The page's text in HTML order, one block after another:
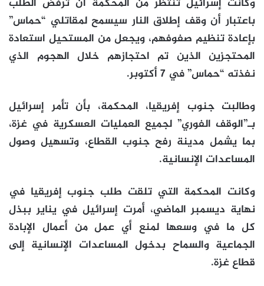
وكانت إسرائيل تنتظر من المحكمة أن ترفض الطلب
باعتبار أن وقف إطلاق النار سيسمح لمقاتلي “حماس”
بإعادة تنظيم صفوفهم، ويجعل من المستحيل استعادة
المحتجزين الذين تم احتجازهم خلال الهجوم الذي
نفذته “حماس” في 7 أكتوبر.
وطالبت جنوب إفريقيا، المحكمة، بأن تأمر إسرائيل
بـ”الوقف الفوري” لجميع العمليات العسكرية في غزة،
بما يشمل مدينة رفح جنوب القطاع، وتسهيل وصول
المساعدات الإنسانية.
وكانت المحكمة التي تلقت طلب جنوب إفريقيا في
نهاية ديسمبر الماضي، أمرت إسرائيل في يناير ببذل
كل ما في وسعها لمنع أي عمل من أعمال الإبادة
الجماعية والسماح بدخول المساعدات الإنسانية إلى
قطاع غزة.